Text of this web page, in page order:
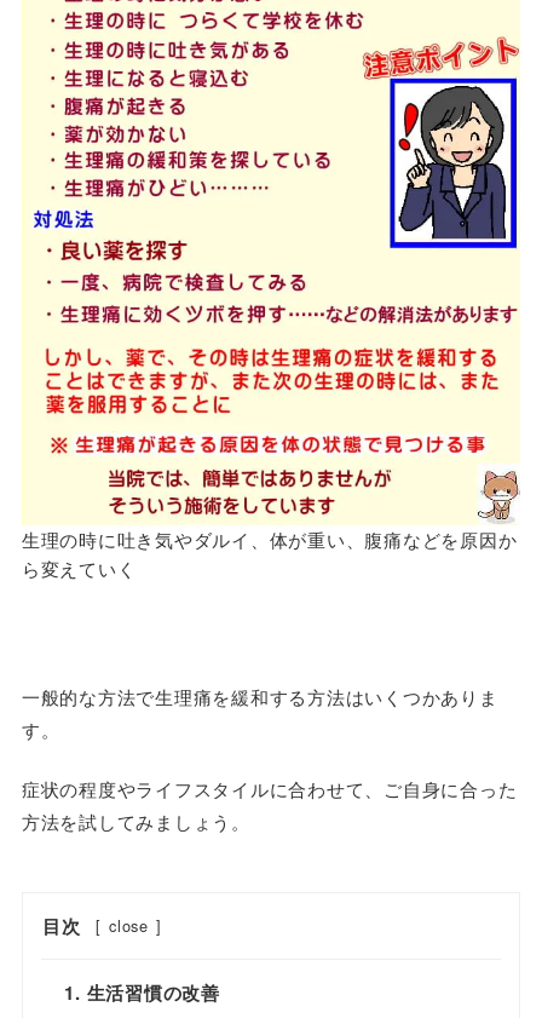
生理の時に吐き気やダルイ、体が重い、腹痛などを原因か
ら変えていく
一般的な方法で生理痛を緩和する方法はいくつかありま
す。
症状の程度やライフスタイルに合わせて、ご自身に合った
方法を試してみましょう。
目次 [ close ]
1. 生活習慣の改善